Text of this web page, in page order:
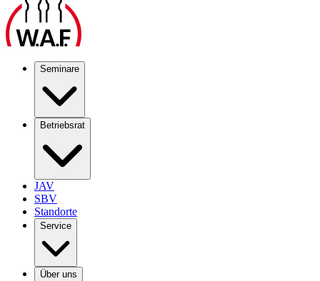
Seminare
Betriebsrat
JAV
SBV
Standorte
Service
Über uns